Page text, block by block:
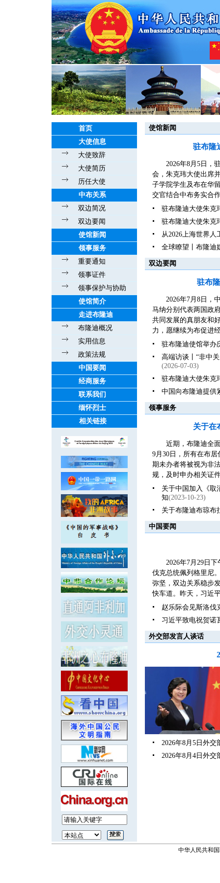
首页
大使信息
大使致辞
大使简历
历任大使
中布关系
双边简况
双边要闻
使馆新闻
领事服务
重要通知
领事证件
领事保护与协助
使馆简介
走进布隆迪
布隆迪概况
实用信息
政策法规
中国要闻
经商服务
联系我们
缅怀烈士
相关链接
使馆新闻
驻布隆
2026年8月5日，
会，朱克玮大使出席
子学院学生及布在华
交官结合中布务实合
驻布隆迪大使朱克
驻布隆迪大使朱克
从2026上海世界
全球瞭望丨布隆迪
双边要闻
驻布
2026年7月8日，
马纳分别代表两国政
共同发展的真朋友和
力，愿继续为布促进
驻布隆迪使馆举办
高端访谈丨“非中
(2026-07-03)
驻布隆迪大使朱克
中国向布隆迪提供
领事服务
关于在
近期，布隆迪全
9月30日，所有在布
期未办者将被视为非
规，及时申办相关证
关于中国加入《取
知(2023-10-23)
关于布隆迪布琼布
中国要闻
2026年7月29日
伐克总统佩列格里尼
弥坚，双边关系稳步
快车道。昨天，习近
赵乐际会见斯洛伐
习近平致电祝贺诺
外交部发言人谈话
2026年8月5日外
2026年8月4日外
中华人民共和